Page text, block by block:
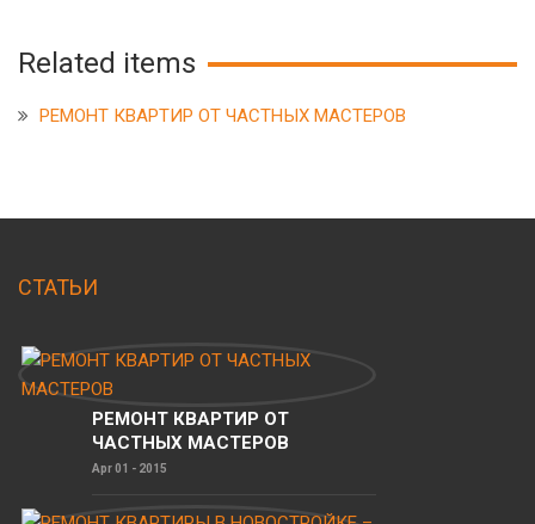
Related items
РЕМОНТ КВАРТИР ОТ ЧАСТНЫХ МАСТЕРОВ
СТАТЬИ
РЕМОНТ КВАРТИР ОТ
ЧАСТНЫХ МАСТЕРОВ
Apr 01 - 2015